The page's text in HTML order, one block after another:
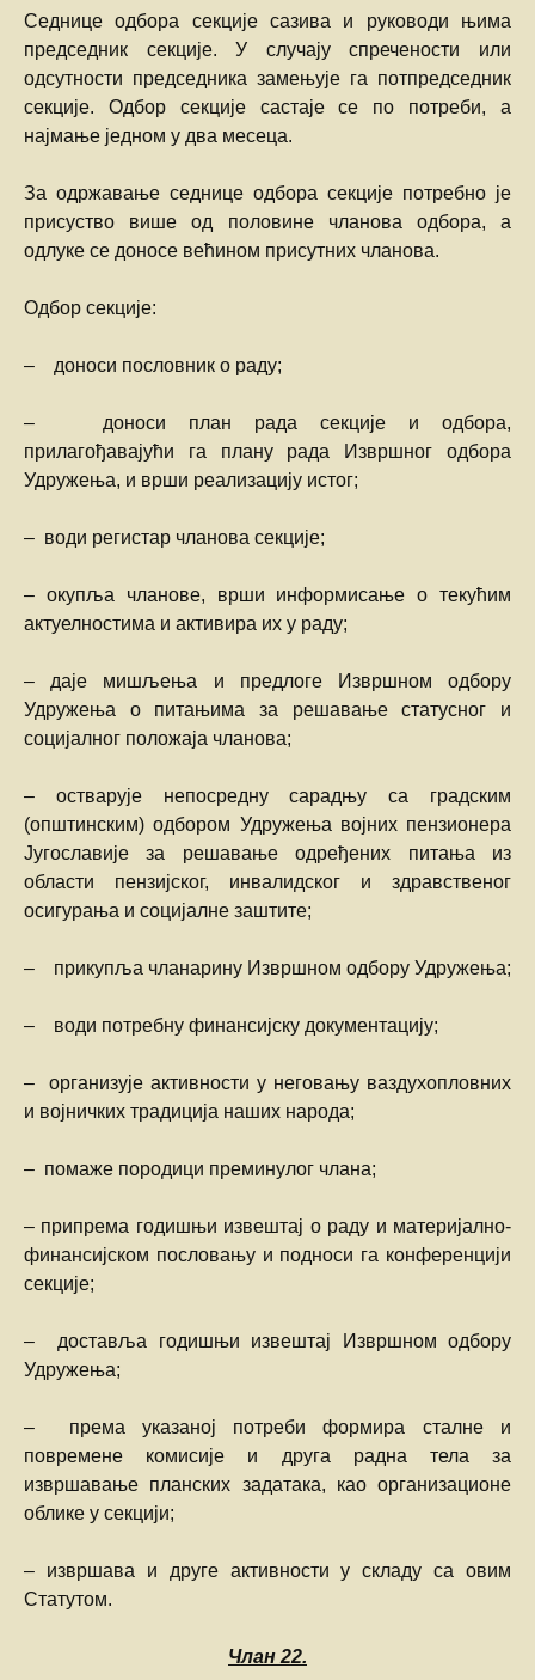
Седнице одбора секције сазива и руководи њима
председник секције. У случају спречености или
одсутности председника замењује га потпредседник
секције. Одбор секције састаје се по потреби, а
најмање једном у два месеца.
За одржавање седнице одбора секције потребно је
присуство више од половине чланова одбора, а
одлуке се доносе већином присутних чланова.
Одбор секције:
– доноси пословник о раду;
– доноси план рада секције и одбора,
прилагођавајући га плану рада Извршног одбора
Удружења, и врши реализацију истог;
– води регистар чланова секције;
– окупља чланове, врши информисање о текућим
актуелностима и активира их у раду;
– даје мишљења и предлоге Извршном одбору
Удружења о питањима за решавање статусног и
социјалног положаја чланова;
– остварује непосредну сарадњу са градским
(општинским) одбором Удружења војних пензионера
Југославије за решавање одређених питања из
области пензијског, инвалидског и здравственог
осигурања и социјалне заштите;
– прикупља чланарину Извршном одбору Удружења;
– води потребну финансијску документацију;
– организује активности у неговању ваздухопловних
и војничких традиција наших народа;
– помаже породици преминулог члана;
– припрема годишњи извештај о раду и материјално-
финансијском пословању и подноси га конференцији
секције;
– доставља годишњи извештај Извршном одбору
Удружења;
– према указаној потреби формира сталне и
повремене комисије и друга радна тела за
извршавање планских задатака, као организационе
облике у секцији;
– извршава и друге активности у складу са овим
Статутом.
Члан 22.